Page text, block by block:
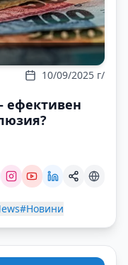
10/09/2025 г/
ефективен
#Новини